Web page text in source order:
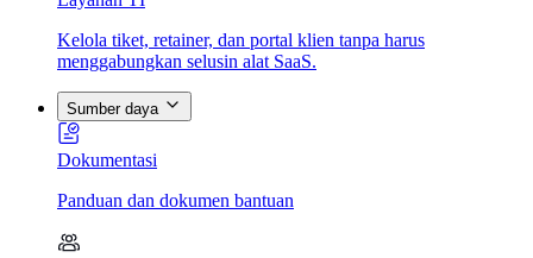
Kelola tiket, retainer, dan portal klien tanpa harus
menggabungkan selusin alat SaaS.
Sumber daya
Dokumentasi
Panduan dan dokumen bantuan